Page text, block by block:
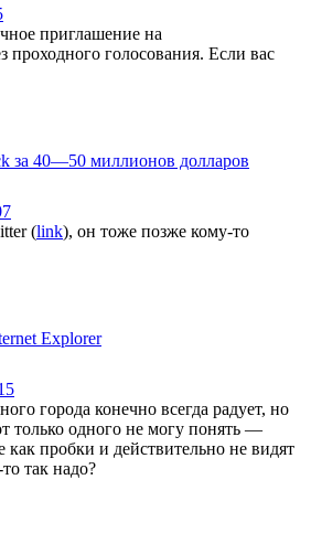
приглашение на
проходного голосования. Если вас
за 40—50 миллионов долларов
(link), он тоже позже кому-то
Explorer
города конечно всегда радует, но
только одного не могу понять —
пробки и действительно не видят
так надо?